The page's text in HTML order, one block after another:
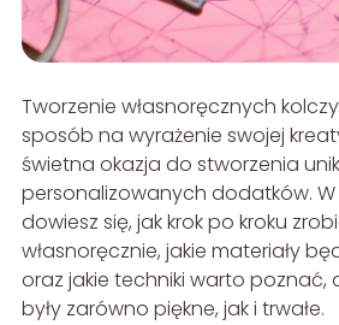
Tworzenie własnoręcznych
sposób na wyrażenie swojej
świetna okazja do stworzenia
personalizowanych dodatków.
dowiesz się, jak krok po kroku
własnoręcznie, jakie materiały
oraz jakie techniki warto poznać,
były zarówno piękne, jak i trwałe.